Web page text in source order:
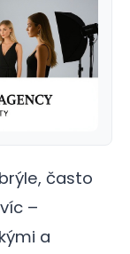
často
–
a